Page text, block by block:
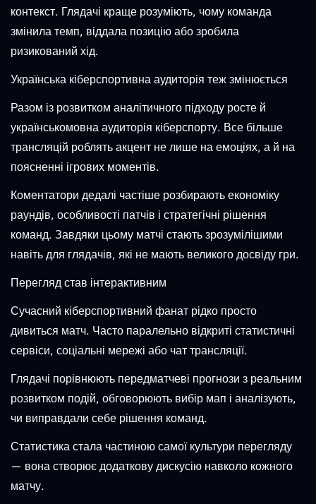
контекст. Глядачі краще розуміють, чому команда
змінила темп, віддала позицію або зробила
ризикований хід.
Українська кіберспортивна аудиторія теж змінюється
Разом із розвитком аналітичного підходу росте й
українськомовна аудиторія кіберспорту. Все більше
трансляцій роблять акцент не лише на емоціях, а й на
поясненні ігрових моментів.
Коментатори дедалі частіше розбирають економіку
раундів, особливості патчів і стратегічні рішення
команд. Завдяки цьому матчі стають зрозумілішими
навіть для глядачів, які не мають великого досвіду гри.
Перегляд став інтерактивним
Сучасний кіберспортивний фанат рідко просто
дивиться матч. Часто паралельно відкриті статистичні
сервіси, соціальні мережі або чат трансляції.
Глядачі порівнюють передматчеві прогнози з реальним
розвитком подій, обговорюють вибір мап і аналізують,
чи виправдали себе рішення команд.
Статистика стала частиною самої культури перегляду
— вона створює додаткову дискусію навколо кожного
матчу.